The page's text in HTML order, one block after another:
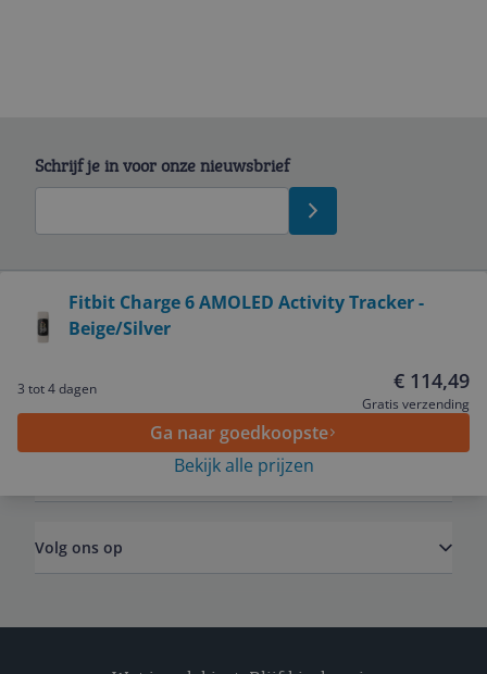
Fitbit Charge 6 AMOLED Activity Tracker -
Beige/Silver
3 tot 4 dagen € 114,49
Gratis verzending
Ga naar goedkoopste
Bekijk alle prijzen
Schrijf je in voor onze nieuwsbrief
Service
Algemeen
Volg ons op